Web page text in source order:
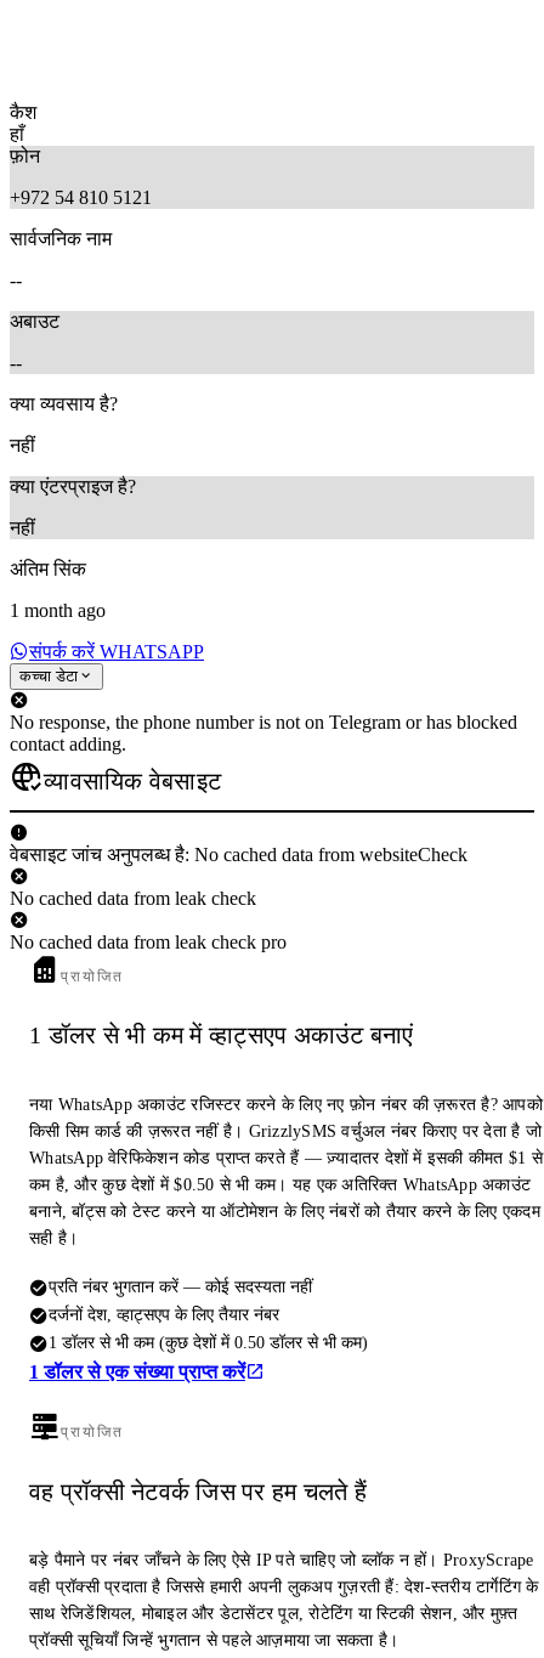
कैश
हाँ
फ़ोन
+972 54 810 5121
सार्वजनिक नाम
--
अबाउट
--
क्या व्यवसाय है?
नहीं
क्या एंटरप्राइज है?
नहीं
अंतिम सिंक
1 month ago
संपर्क करें WHATSAPP
कच्चा डेटा
No response, the phone number is not on Telegram or has blocked
contact adding.
व्यावसायिक वेबसाइट
वेबसाइट जांच अनुपलब्ध है: No cached data from websiteCheck
No cached data from leak check
No cached data from leak check pro
प्रायोजित
1 डॉलर से भी कम में व्हाट्सएप अकाउंट बनाएं
नया WhatsApp अकाउंट रजिस्टर करने के लिए नए फ़ोन नंबर की ज़रूरत है? आपको
किसी सिम कार्ड की ज़रूरत नहीं है। GrizzlySMS वर्चुअल नंबर किराए पर देता है जो
WhatsApp वेरिफिकेशन कोड प्राप्त करते हैं — ज़्यादातर देशों में इसकी कीमत $1 से
कम है, और कुछ देशों में $0.50 से भी कम। यह एक अतिरिक्त WhatsApp अकाउंट
बनाने, बॉट्स को टेस्ट करने या ऑटोमेशन के लिए नंबरों को तैयार करने के लिए एकदम
सही है।
प्रति नंबर भुगतान करें — कोई सदस्यता नहीं
दर्जनों देश, व्हाट्सएप के लिए तैयार नंबर
1 डॉलर से भी कम (कुछ देशों में 0.50 डॉलर से भी कम)
1 डॉलर से एक संख्या प्राप्त करें
प्रायोजित
वह प्रॉक्सी नेटवर्क जिस पर हम चलते हैं
बड़े पैमाने पर नंबर जाँचने के लिए ऐसे IP पते चाहिए जो ब्लॉक न हों। ProxyScrape
वही प्रॉक्सी प्रदाता है जिससे हमारी अपनी लुकअप गुज़रती हैं: देश-स्तरीय टार्गेटिंग के
साथ रेजिडेंशियल, मोबाइल और डेटासेंटर पूल, रोटेटिंग या स्टिकी सेशन, और मुफ़्त
प्रॉक्सी सूचियाँ जिन्हें भुगतान से पहले आज़माया जा सकता है।